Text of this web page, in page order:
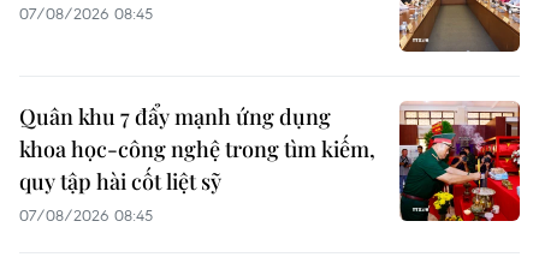
07/08/2026 08:45
Quân khu 7 đẩy mạnh ứng dụng
khoa học-công nghệ trong tìm kiếm,
quy tập hài cốt liệt sỹ
07/08/2026 08:45